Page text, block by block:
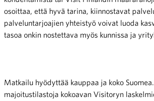
osoittaa, että hyvä tarina, kiinnostavat
palveluntarjoajien yhteistyö voivat luoda
tasoa onkin nostettava myös kunnissa ja
Matkailu hyödyttää kauppaa ja koko
majoitustilastoja kokoavan Visitoryn